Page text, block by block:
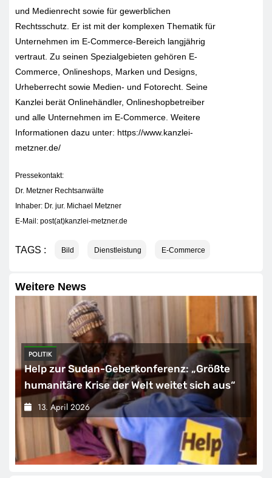
und Medienrecht sowie für gewerblichen
Rechtsschutz. Er ist mit der komplexen Thematik für
Unternehmen im E-Commerce-Bereich langjährig
vertraut. Zu seinen Spezialgebieten gehören E-
Commerce, Onlineshops, Marken und Designs,
Urheberrecht sowie Medien- und Fotorecht. Seine
Kanzlei berät Onlinehändler, Onlineshopbetreiber
und alle Unternehmen im E-Commerce. Weitere
Informationen dazu unter: https://www.kanzlei-
metzner.de/
Pressekontakt:
Dr. Metzner Rechtsanwälte
Inhaber: Dr. jur. Michael Metzner
E-Mail: post(at)kanzlei-metzner.de
TAGS : Bild Dienstleistung E-Commerce
Weitere News
POLITIK
Help zur Sudan-Geberkonferenz: „Größte
humanitäre Krise der Welt weitet sich aus“
13. April 2026